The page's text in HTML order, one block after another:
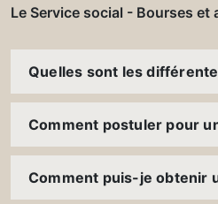
Le Service social - Bourses et